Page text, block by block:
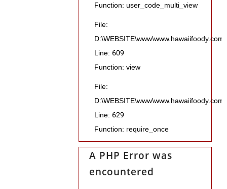
Function: user_code_multi_view
File:
Line: 609
Function: view
File:
Line: 629
Function: require_once
A PHP Error was
encountered